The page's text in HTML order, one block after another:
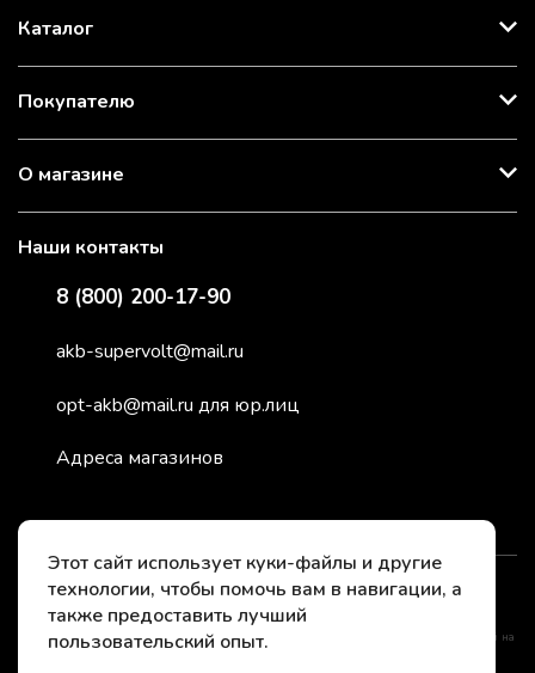
Каталог
Покупателю
О магазине
Наши контакты
8 (800) 200-17-90
akb-supervolt@mail.ru
opt-akb@mail.ru для юр.лиц
Адреса магазинов
2026 © СуперВольт - заряжено энергией
*Instagram принадлежит компании Meta, признанной нежелательной организацией на
Этот сайт использует куки-файлы и другие
технологии, чтобы помочь вам в навигации, а
также предоставить лучший
пользовательский опыт.